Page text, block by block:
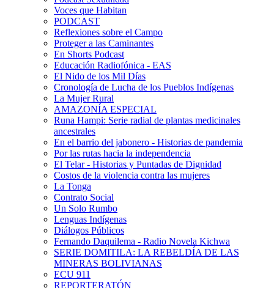
Voces que Habitan
PODCAST
Reflexiones sobre el Campo
Proteger a las Caminantes
En Shorts Podcast
Educación Radiofónica - EAS
El Nido de los Mil Días
Cronología de Lucha de los Pueblos Indígenas
La Mujer Rural
AMAZONÍA ESPECIAL
Runa Hampi: Serie radial de plantas medicinales
ancestrales
En el barrio del jabonero - Historias de pandemia
Por las rutas hacia la independencia
El Telar - Historias y Puntadas de Dignidad
Costos de la violencia contra las mujeres
La Tonga
Contrato Social
Un Solo Rumbo
Lenguas Indígenas
Diálogos Públicos
Fernando Daquilema - Radio Novela Kichwa
SERIE DOMITILA: LA REBELDÍA DE LAS
MINERAS BOLIVIANAS
ECU 911
REPORTERATÓN